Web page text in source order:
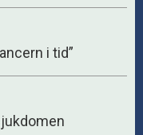
i tid”